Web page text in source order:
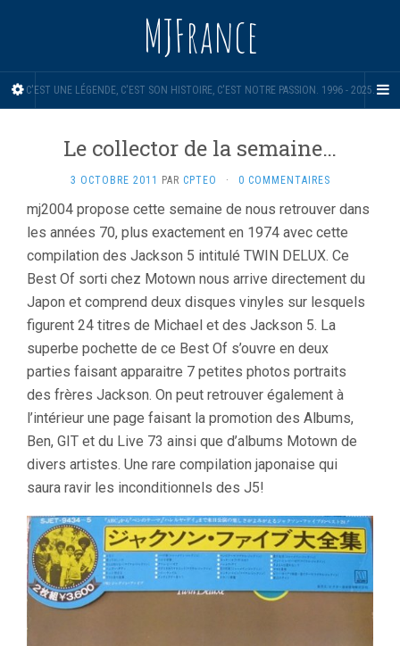
MJFrance
C'EST UNE LÉGENDE, C'EST SON HISTOIRE, C'EST NOTRE PASSION. 1996 - 2025.
Le collector de la semaine…
3 OCTOBRE 2011 PAR CPTEO · 0 COMMENTAIRES
mj2004 propose cette semaine de nous retrouver dans
les années 70, plus exactement en 1974 avec cette
compilation des Jackson 5 intitulé TWIN DELUX. Ce
Best Of sorti chez Motown nous arrive directement du
Japon et comprend deux disques vinyles sur lesquels
figurent 24 titres de Michael et des Jackson 5. La
superbe pochette de ce Best Of s’ouvre en deux
parties faisant apparaitre 7 petites photos portraits
des frères Jackson. On peut retrouver également à
l’intérieur une page faisant la promotion des Albums,
Ben, GIT et du Live 73 ainsi que d’albums Motown de
divers artistes. Une rare compilation japonaise qui
saura ravir les inconditionnels des J5!